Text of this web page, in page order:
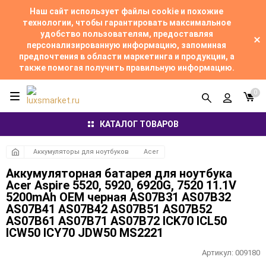
Наш сайт использует файлы cookie и похожие
технологии, чтобы гарантировать максимальное
удобство пользователям, предоставляя
персонализированную информацию, запоминая
предпочтения в области маркетинга и продукции, а
также помогая получить правильную информацию.
КАТАЛОГ ТОВАРОВ
0
Аккумуляторы для ноутбуков Acer
Аккумуляторная батарея для ноутбука
Acer Aspire 5520, 5920, 6920G, 7520 11.1V
5200mAh OEM черная AS07B31 AS07B32
AS07B41 AS07B42 AS07B51 AS07B52
AS07B61 AS07B71 AS07B72 ICK70 ICL50
ICW50 ICY70 JDW50 MS2221
Артикул: 009180